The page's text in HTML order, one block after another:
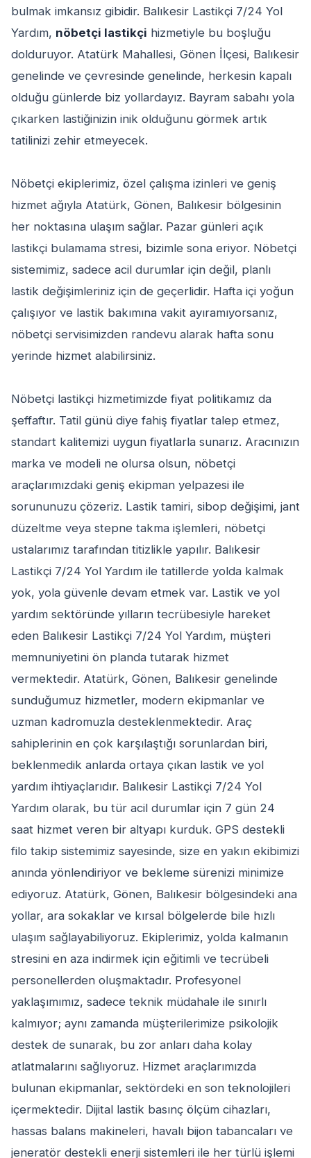
bulmak imkansız gibidir. Balıkesir Lastikçi 7/24 Yol
Yardım, nöbetçi lastikçi hizmetiyle bu boşluğu
dolduruyor. Atatürk Mahallesi, Gönen İlçesi, Balıkesir
genelinde ve çevresinde genelinde, herkesin kapalı
olduğu günlerde biz yollardayız. Bayram sabahı yola
çıkarken lastiğinizin inik olduğunu görmek artık
tatilinizi zehir etmeyecek.
Nöbetçi ekiplerimiz, özel çalışma izinleri ve geniş
hizmet ağıyla Atatürk, Gönen, Balıkesir bölgesinin
her noktasına ulaşım sağlar. Pazar günleri açık
lastikçi bulamama stresi, bizimle sona eriyor. Nöbetçi
sistemimiz, sadece acil durumlar için değil, planlı
lastik değişimleriniz için de geçerlidir. Hafta içi yoğun
çalışıyor ve lastik bakımına vakit ayıramıyorsanız,
nöbetçi servisimizden randevu alarak hafta sonu
yerinde hizmet alabilirsiniz.
Nöbetçi lastikçi hizmetimizde fiyat politikamız da
şeffaftır. Tatil günü diye fahiş fiyatlar talep etmez,
standart kalitemizi uygun fiyatlarla sunarız. Aracınızın
marka ve modeli ne olursa olsun, nöbetçi
araçlarımızdaki geniş ekipman yelpazesi ile
sorununuzu çözeriz. Lastik tamiri, sibop değişimi, jant
düzeltme veya stepne takma işlemleri, nöbetçi
ustalarımız tarafından titizlikle yapılır. Balıkesir
Lastikçi 7/24 Yol Yardım ile tatillerde yolda kalmak
yok, yola güvenle devam etmek var. Lastik ve yol
yardım sektöründe yılların tecrübesiyle hareket
eden Balıkesir Lastikçi 7/24 Yol Yardım, müşteri
memnuniyetini ön planda tutarak hizmet
vermektedir. Atatürk, Gönen, Balıkesir genelinde
sunduğumuz hizmetler, modern ekipmanlar ve
uzman kadromuzla desteklenmektedir. Araç
sahiplerinin en çok karşılaştığı sorunlardan biri,
beklenmedik anlarda ortaya çıkan lastik ve yol
yardım ihtiyaçlarıdır. Balıkesir Lastikçi 7/24 Yol
Yardım olarak, bu tür acil durumlar için 7 gün 24
saat hizmet veren bir altyapı kurduk. GPS destekli
filo takip sistemimiz sayesinde, size en yakın ekibimizi
anında yönlendiriyor ve bekleme sürenizi minimize
ediyoruz. Atatürk, Gönen, Balıkesir bölgesindeki ana
yollar, ara sokaklar ve kırsal bölgelerde bile hızlı
ulaşım sağlayabiliyoruz. Ekiplerimiz, yolda kalmanın
stresini en aza indirmek için eğitimli ve tecrübeli
personellerden oluşmaktadır. Profesyonel
yaklaşımımız, sadece teknik müdahale ile sınırlı
kalmıyor; aynı zamanda müşterilerimize psikolojik
destek de sunarak, bu zor anları daha kolay
atlatmalarını sağlıyoruz. Hizmet araçlarımızda
bulunan ekipmanlar, sektördeki en son teknolojileri
içermektedir. Dijital lastik basınç ölçüm cihazları,
hassas balans makineleri, havalı bijon tabancaları ve
jeneratör destekli enerji sistemleri ile her türlü işlemi